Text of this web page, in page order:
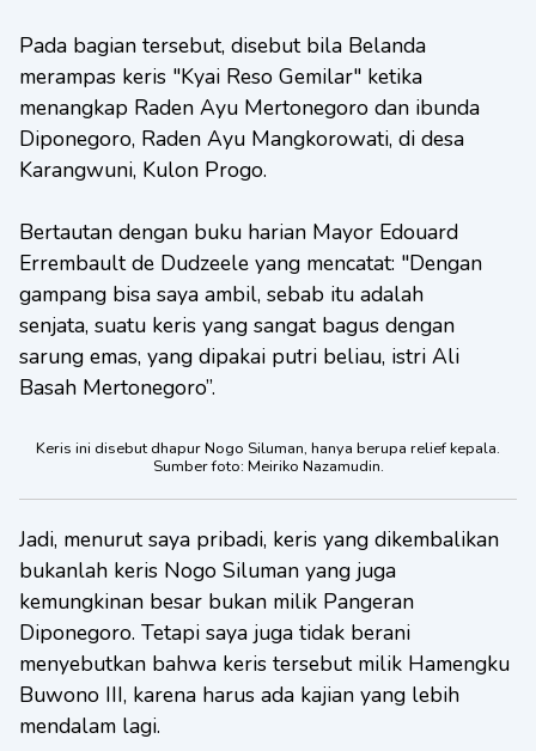
Pada bagian tersebut, disebut bila Belanda
merampas keris "Kyai Reso Gemilar" ketika
menangkap Raden Ayu Mertonegoro dan ibunda
Diponegoro, Raden Ayu Mangkorowati, di desa
Karangwuni, Kulon Progo.
Bertautan dengan buku harian Mayor Edouard
Errembault de Dudzeele yang mencatat: "Dengan
gampang bisa saya ambil, sebab itu adalah
senjata, suatu keris yang sangat bagus dengan
sarung emas, yang dipakai putri beliau, istri Ali
Basah Mertonegoro”.
Keris ini disebut dhapur Nogo Siluman, hanya berupa relief kepala.
Sumber foto: Meiriko Nazamudin.
Jadi, menurut saya pribadi, keris yang dikembalikan
bukanlah keris Nogo Siluman yang juga
kemungkinan besar bukan milik Pangeran
Diponegoro. Tetapi saya juga tidak berani
menyebutkan bahwa keris tersebut milik Hamengku
Buwono III, karena harus ada kajian yang lebih
mendalam lagi.